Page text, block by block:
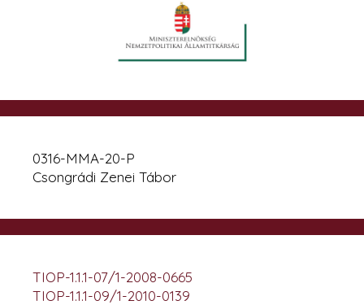
0316-MMA-20-P
Csongrádi Zenei Tábor
TIOP-1.1.1-07/1-2008-0665
TIOP-1.1.1-09/1-2010-0139